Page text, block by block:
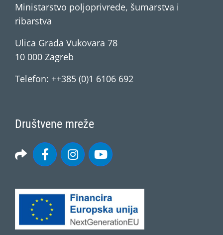
Ministarstvo poljoprivrede, šumarstva i
ribarstva
Ulica Grada Vukovara 78
10 000 Zagreb
Telefon: ++385 (0)1 6106 692
Društvene mreže